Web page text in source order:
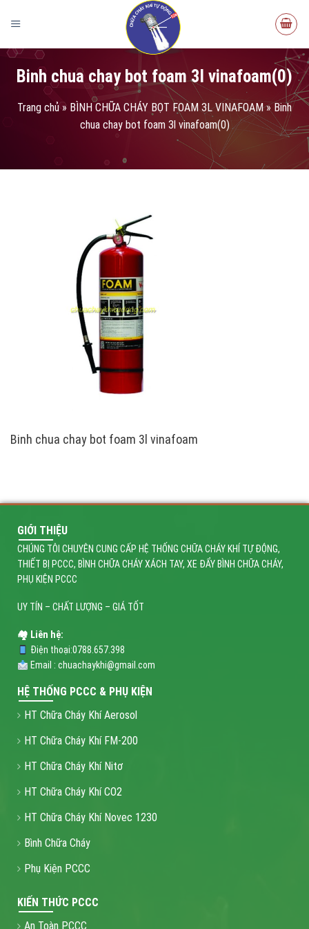
Binh chua chay bot foam 3l vinafoam(0)
Trang chủ» BÌNH CHỮA CHÁY BỌT FOAM 3L VINAFOAM»Binh
chua chay bot foam 3l vinafoam(0)
Binh chua chay bot foam 3l vinafoam
GIỚI THIỆU
CHÚNG TÔI CHUYÊN CUNG CẤP HỆ THỐNG CHỮA CHÁY KHÍ TỰ ĐỘNG,
THIẾT BỊ PCCC, BÌNH CHỮA CHÁY XÁCH TAY, XE ĐẨY BÌNH CHỮA CHÁY,
PHỤ KIỆN PCCC
UY TÍN – CHẤT LƯỢNG – GIÁ TỐT
🏘 Liên hệ:
Điện thoại:0788.657.398
Email : chuachaykhi@gmail.com
HỆ THỐNG PCCC & PHỤ KIỆN
HT Chữa Cháy Khí Aerosol
HT Chữa Cháy Khí FM-200
HT Chữa Cháy Khí Nitơ
HT Chữa Cháy Khí CO2
HT Chữa Cháy Khí Novec 1230
Bình Chữa Cháy
Phụ Kiện PCCC
KIẾN THỨC PCCC
An Toàn PCCC